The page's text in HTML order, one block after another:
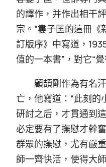
的譯作，并作出相干
宗。”婁子匡的這冊
訂版序》中寫道，
值的一本書”，對它“
顧頡剛作為有名
亡，他寫道：“此刻
研討之后，才貫通到
必定要有了撫慰才幹
群眾的撫慰，尤有嚴
師一齊快活，使得大